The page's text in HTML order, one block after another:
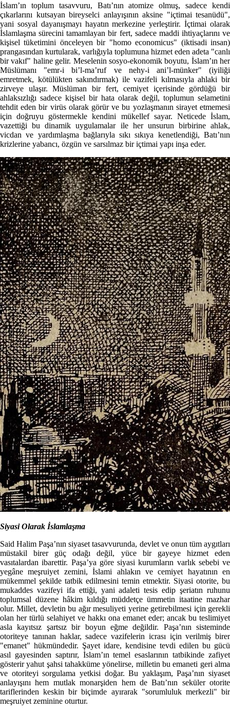
İslam’ın toplum tasavvuru, Batı’nın atomize olmuş, sadece kendi
çıkarlarını kutsayan bireyselci anlayışının aksine "içtimai tesanüdü",
yani sosyal dayanışmayı hayatın merkezine yerleştirir. İçtimai olarak
İslamlaşma sürecini tamamlayan bir fert, sadece maddi ihtiyaçlarını ve
kişisel tüketimini önceleyen bir "homo economicus" (iktisadi insan)
prangasından kurtularak, varlığıyla toplumuna hizmet eden adeta "canlı
bir vakıf" haline gelir. Meselenin sosyo-ekonomik boyutu, İslam’ın her
Müslümanı "emr-i bi’l-ma’ruf ve nehy-i ani’l-münker" (iyiliği
emretmek, kötülükten sakındırmak) ile vazifeli kılmasıyla ahlaki bir
zirveye ulaşır. Müslüman bir fert, cemiyet içerisinde gördüğü bir
ahlaksızlığı sadece kişisel bir hata olarak değil, toplumun selametini
tehdit eden bir virüs olarak görür ve bu yozlaşmanın sirayet etmemesi
için doğruyu göstermekle kendini mükellef sayar. Neticede İslam,
vazettiği bu dinamik uygulamalar ile her unsurun birbirine ahlak,
vicdan ve yardımlaşma bağlarıyla sıkı sıkıya kenetlendiği, Batı’nın
krizlerine yabancı, özgün ve sarsılmaz bir içtimai yapı inşa eder.
Siyasi Olarak İslamlaşma
Said Halim Paşa’nın siyaset tasavvurunda, devlet ve onun tüm aygıtları
müstakil birer güç odağı değil, yüce bir gayeye hizmet eden
vasıtalardan ibarettir. Paşa’ya göre siyasi kurumların varlık sebebi ve
yegâne meşruiyet zemini, İslami ahlakın ve cemiyet hayatının en
mükemmel şekilde tatbik edilmesini temin etmektir. Siyasi otorite, bu
mukaddes vazifeyi ifa ettiği, yani adaleti tesis edip şeriatın ruhunu
toplumsal düzene hâkim kıldığı müddetçe ümmetin itaatine mazhar
olur. Millet, devletin bu ağır mesuliyeti yerine getirebilmesi için gerekli
olan her türlü selahiyet ve hakkı ona emanet eder; ancak bu teslimiyet
asla kayıtsız şartsız bir boyun eğme değildir. Paşa’nın sisteminde
otoriteye tanınan haklar, sadece vazifelerin icrası için verilmiş birer
"emanet" hükmündedir. Şayet idare, kendisine tevdi edilen bu gücü
asıl gayesinden saptırır, İslam’ın temel esaslarının tatbikinde zafiyet
gösterir yahut şahsi tahakküme yönelirse, milletin bu emaneti geri alma
ve otoriteyi sorgulama yetkisi doğar. Bu yaklaşım, Paşa’nın siyaset
anlayışını hem mutlak monarşiden hem de Batı’nın seküler otorite
tariflerinden keskin bir biçimde ayırarak "sorumluluk merkezli" bir
meşruiyet zeminine oturtur.